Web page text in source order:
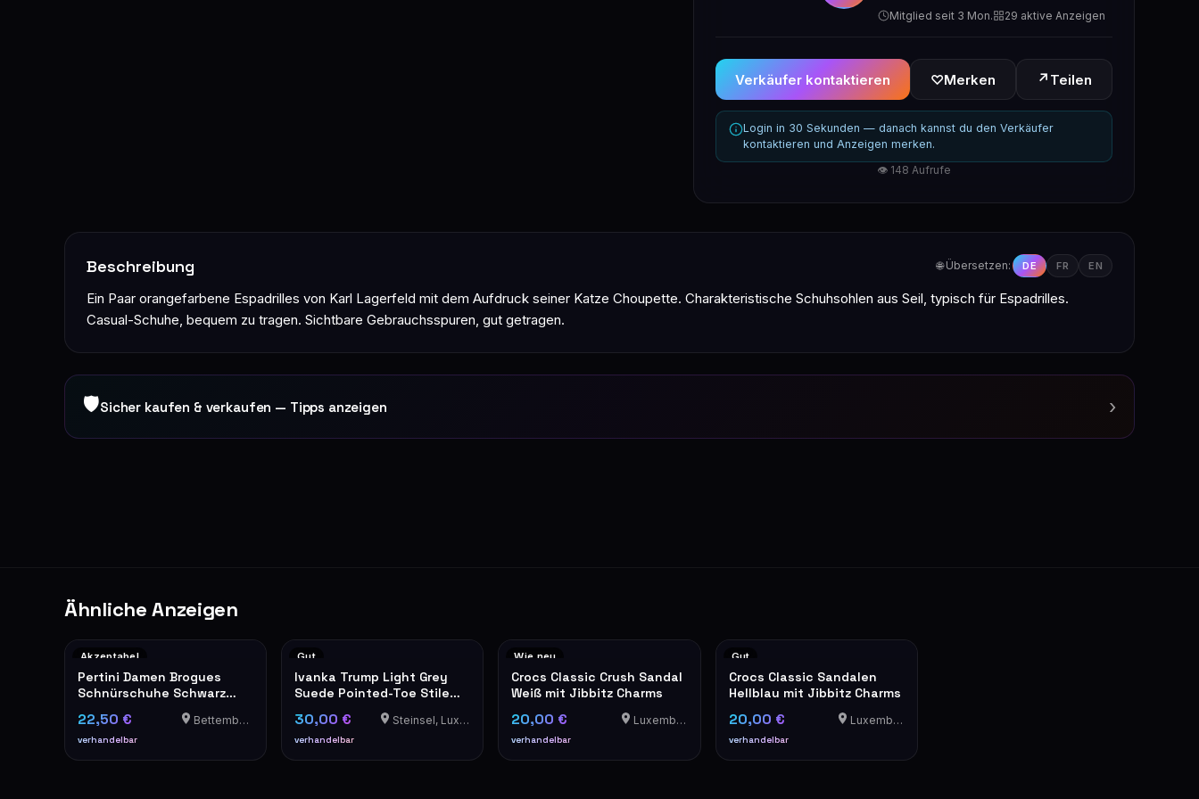
Mitglied seit 3 Mon. 29 aktive Anzeigen
Verkäufer kontaktieren ♡Merken ↗ Teilen
Login in 30 Sekunden — danach kannst du den Verkäufer
kontaktieren und Anzeigen merken.
👁 148 Aufrufe
Beschreibung 🌐 Übersetzen: DE FR EN
Ein Paar orangefarbene Espadrilles von Karl Lagerfeld mit dem Aufdruck seiner Katze Choupette. Charakteristische Schuhsohlen aus Seil, typisch für Espadrilles.
Casual-Schuhe, bequem zu tragen. Sichtbare Gebrauchsspuren, gut getragen.
🛡Sicher kaufen & verkaufen — Tipps anzeigen ›
Ähnliche Anzeigen
Akzeptabel
Pertini Damen Brogues
Schnürschuhe Schwarz
Glitzer Made in Spain
22,50 €
verhandelbar
Bettembourg
Gut
Ivanka Trump Light Grey
Suede Pointed-Toe Stiletto
30,00 €
verhandelbar
Steinsel, Luxembourg
Wie neu
Crocs Classic Crush Sandal
Weiß mit Jibbitz Charms
20,00 €
verhandelbar
Luxemburg
Gut
Crocs Classic Sandalen
Hellblau mit Jibbitz Charms
20,00 €
verhandelbar
Luxemburg